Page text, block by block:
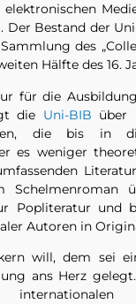
Der Bestand der
des
Hälfte des 16.
für die
die Uni-BIB über
die bis in
es weniger
Schelmenroman
Popliteratur und
Autoren in
will, dem sei
ans Herz